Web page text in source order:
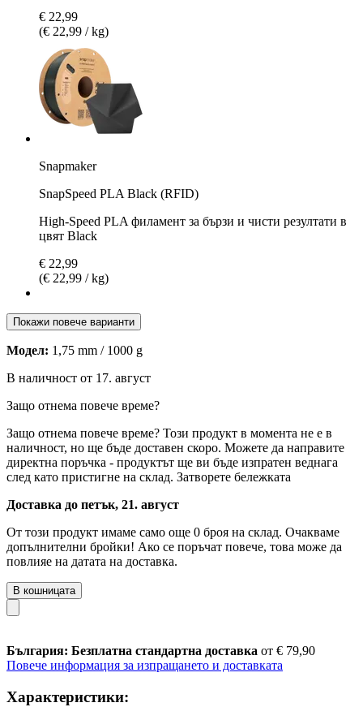
€ 22,99
(€ 22,99 / kg)
Snapmaker
SnapSpeed PLA Black (RFID)
High-Speed PLA филамент за бързи и чисти резултати в
цвят Black
€ 22,99
(€ 22,99 / kg)
Покажи повече варианти
Модел: 1,75 mm / 1000 g
В наличност от 17. август
Защо отнема повече време?
Защо отнема повече време? Този продукт в момента не е в
наличност, но ще бъде доставен скоро. Можете да направите
директна поръчка - продуктът ще ви бъде изпратен веднага
след като пристигне на склад. Затворете бележката
Доставка до петък, 21. август
От този продукт имаме само още 0 броя на склад. Очакваме
допълнителни бройки! Ако се поръчат повече, това може да
повлияе на датата на доставка.
В кошницата
България: Безплатна стандартна доставка от € 79,90
Повече информация за изпращането и доставката
Характеристики: